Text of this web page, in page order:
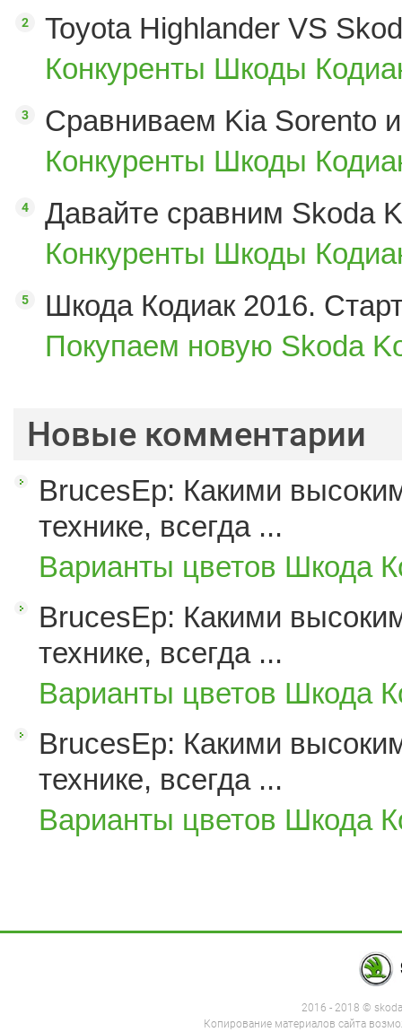
Toyota Highlander VS
Конкуренты Шкоды
Сравниваем Kia Sorento
Конкуренты Шкоды
Давайте сравним Skoda
Конкуренты Шкоды
Шкода Кодиак 2016.
Покупаем новую Skoda
Новые комментарии
BrucesEp: Какими
технике, всегда ...
Варианты цветов Шкода
BrucesEp: Какими
технике, всегда ...
Варианты цветов Шкода
BrucesEp: Какими
технике, всегда ...
Варианты цветов Шкода
2016 - 2018 ©
Копирование материалов сайта